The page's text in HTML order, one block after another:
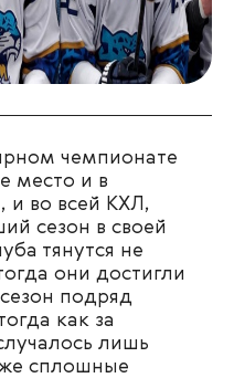
чемпионате
место и в
и во всей КХЛ,
сезон в своей
тянутся не
они достигли
подряд
как за
лишь
сплошные